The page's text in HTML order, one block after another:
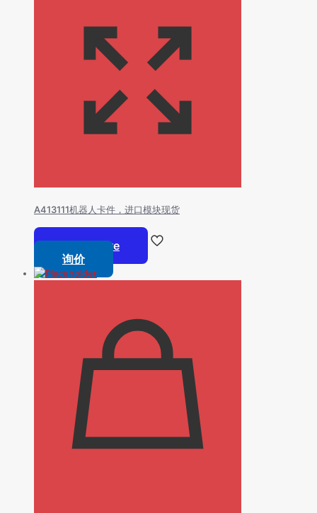
A413111机器人卡件，进口模块现货
Read more
询价